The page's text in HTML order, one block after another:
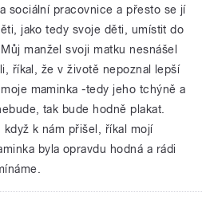
sociální pracovnice a přesto se jí
jako tedy svoje děti, umístit do
manžel svoji matku nesnášel
říkal, že v životě nepoznal lepší
maminka -tedy jeho tchýně a
tak bude hodně plakat.
k nám přišel, říkal mojí
byla opravdu hodná a rádi